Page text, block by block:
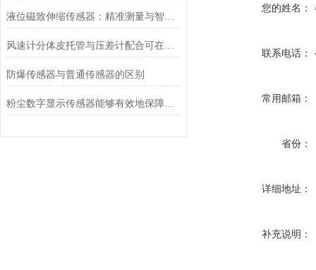
液位磁致伸缩传感器：精准测量与智能应用
风速计分体皮托管与压差计配合可在哪些场合使用？
防爆传感器与普通传感器的区别
粉尘数字显示传感器能够有效地保障生产安全
您的姓名：
联系电话：
常用邮箱：
省份：
详细地址：
补充说明：